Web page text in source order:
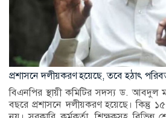
প্রশাসনে দলীয়করণ হয়েছে, তবে হঠাৎ
বিএনপির স্থায়ী কমিটির সদস্য ড.
বছরে প্রশাসনে দলীয়করণ হয়েছে। কিন্তু